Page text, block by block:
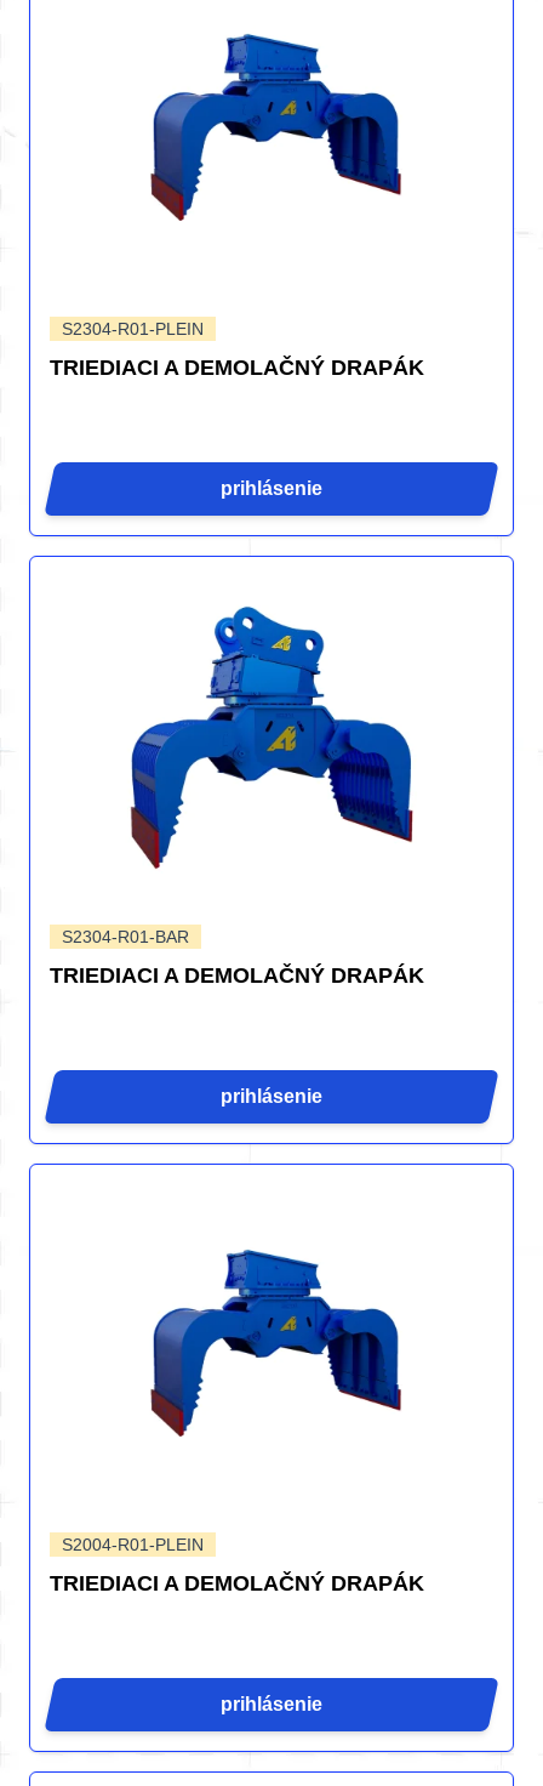
S2304-R01-PLEIN
TRIEDIACI A DEMOLAČNÝ DRAPÁK
prihlásenie
S2304-R01-BAR
TRIEDIACI A DEMOLAČNÝ DRAPÁK
prihlásenie
S2004-R01-PLEIN
TRIEDIACI A DEMOLAČNÝ DRAPÁK
prihlásenie